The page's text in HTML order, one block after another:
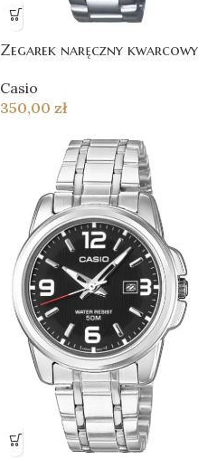
Zegarek naręczny kwarcowy
Casio
350,00 zł